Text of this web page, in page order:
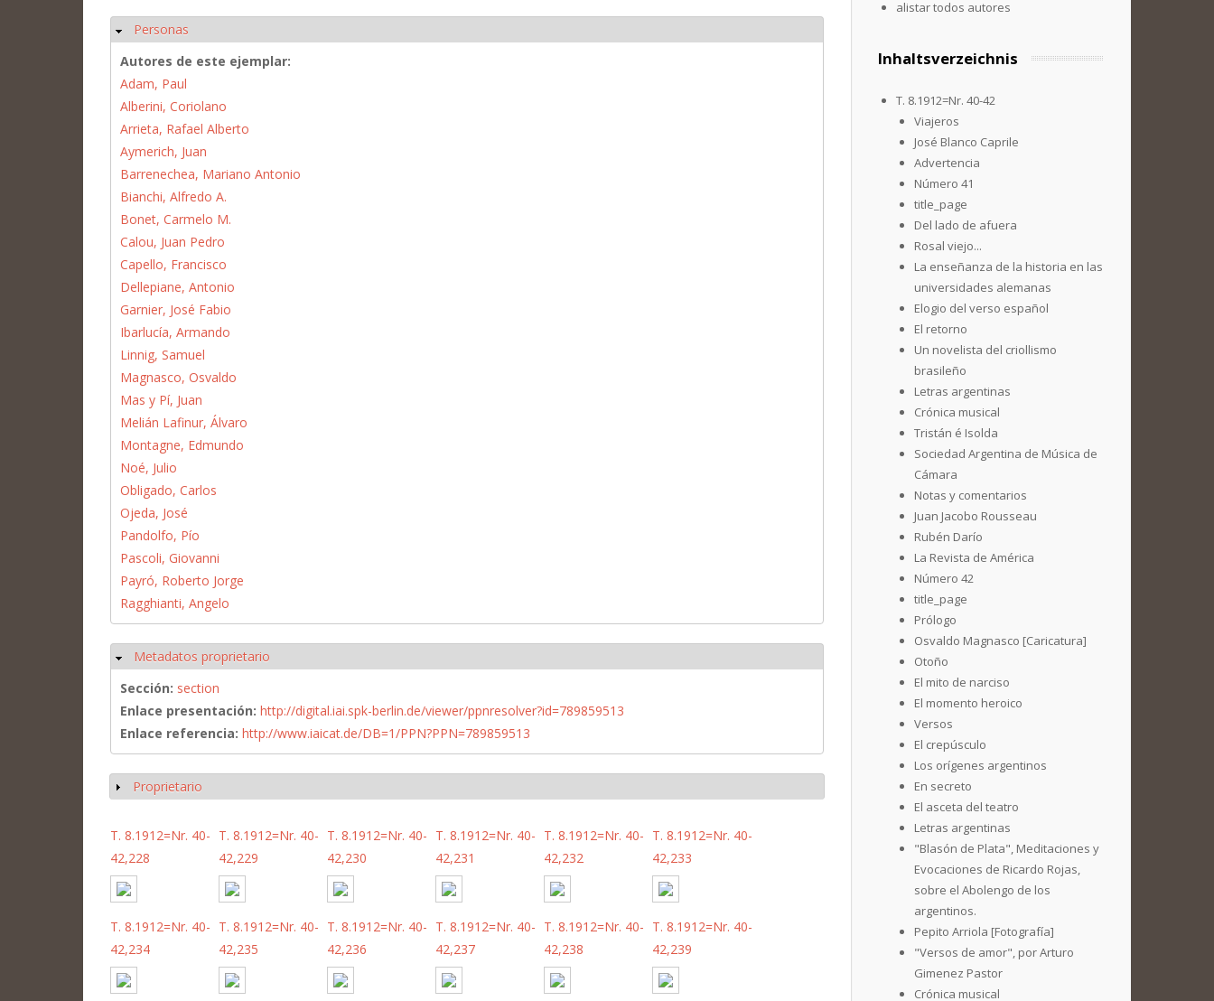
Ocultar
Personas
Autores de este ejemplar:
Adam, Paul
Alberini, Coriolano
Arrieta, Rafael Alberto
Aymerich, Juan
Barrenechea, Mariano Antonio
Bianchi, Alfredo A.
Bonet, Carmelo M.
Calou, Juan Pedro
Capello, Francisco
Dellepiane, Antonio
Garnier, José Fabio
Ibarlucía, Armando
Linnig, Samuel
Magnasco, Osvaldo
Mas y Pí, Juan
Melián Lafinur, Álvaro
Montagne, Edmundo
Noé, Julio
Obligado, Carlos
Ojeda, José
Pandolfo, Pío
Pascoli, Giovanni
Payró, Roberto Jorge
Ragghianti, Angelo
Ocultar
Metadatos proprietario
Sección: section
Enlace presentación: http://digital.iai.spk-berlin.de/viewer/ppnresolver?id=789859513
Enlace referencia: http://www.iaicat.de/DB=1/PPN?PPN=789859513
Mostrar
Proprietario
T. 8.1912=Nr. 40-
42,228
T. 8.1912=Nr. 40-
42,229
T. 8.1912=Nr. 40-
42,230
T. 8.1912=Nr. 40-
42,231
T. 8.1912=Nr. 40-
42,232
T. 8.1912=Nr. 40-
42,233
T. 8.1912=Nr. 40-
42,234
T. 8.1912=Nr. 40-
42,235
T. 8.1912=Nr. 40-
42,236
T. 8.1912=Nr. 40-
42,237
T. 8.1912=Nr. 40-
42,238
T. 8.1912=Nr. 40-
42,239
alistar todos autores
Inhaltsverzeichnis
T. 8.1912=Nr. 40-42
Viajeros
José Blanco Caprile
Advertencia
Número 41
title_page
Del lado de afuera
Rosal viejo...
La enseñanza de la historia en las
universidades alemanas
Elogio del verso español
El retorno
Un novelista del criollismo
brasileño
Letras argentinas
Crónica musical
Tristán é Isolda
Sociedad Argentina de Música de
Cámara
Notas y comentarios
Juan Jacobo Rousseau
Rubén Darío
La Revista de América
Número 42
title_page
Prólogo
Osvaldo Magnasco [Caricatura]
Otoño
El mito de narciso
El momento heroico
Versos
El crepúsculo
Los orígenes argentinos
En secreto
El asceta del teatro
Letras argentinas
"Blasón de Plata", Meditaciones y
Evocaciones de Ricardo Rojas,
sobre el Abolengo de los
argentinos.
Pepito Arriola [Fotografía]
"Versos de amor", por Arturo
Gimenez Pastor
Crónica musical